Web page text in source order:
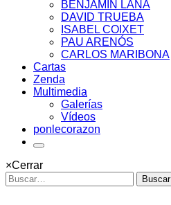
BENJAMÍN LANA
DAVID TRUEBA
ISABEL COIXET
PAU ARENÓS
CARLOS MARIBONA
Cartas
Zenda
Multimedia
Galerías
Vídeos
ponlecorazon
×Cerrar
Buscar